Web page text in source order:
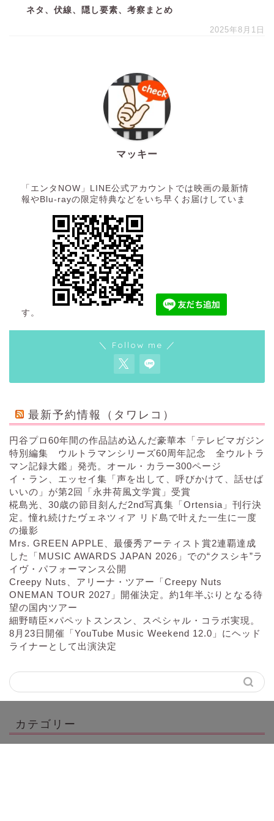
ネタ、伏線、隠し要素、考察まとめ
2025年8月1日
マッキー
「エンタNOW」LINE公式アカウントでは映画の最新情
報やBlu-rayの限定特典などをいち早くお届けしていま
す。
＼ Follow me ／
最新予約情報（タワレコ）
円谷プロ60年間の作品詰め込んだ豪華本「テレビマガジン
特別編集 ウルトラマンシリーズ60周年記念 全ウルトラ
マン記録大鑑」発売。オール・カラー300ページ
イ・ラン、エッセイ集「声を出して、呼びかけて、話せば
いいの」が第2回「永井荷風文学賞」受賞
椛島光、30歳の節目刻んだ2nd写真集「Ortensia」刊行決
定。憧れ続けたヴェネツィア リド島で叶えた一生に一度
の撮影
Mrs. GREEN APPLE、最優秀アーティスト賞2連覇達成
した「MUSIC AWARDS JAPAN 2026」での“クスシキ”ラ
イヴ・パフォーマンス公開
Creepy Nuts、アリーナ・ツアー「Creepy Nuts
ONEMAN TOUR 2027」開催決定。約1年半ぶりとなる待
望の国内ツアー
細野晴臣×パペットスンスン、スペシャル・コラボ実現。
8月23日開催「YouTube Music Weekend 12.0」にヘッド
ライナーとして出演決定
カテゴリー